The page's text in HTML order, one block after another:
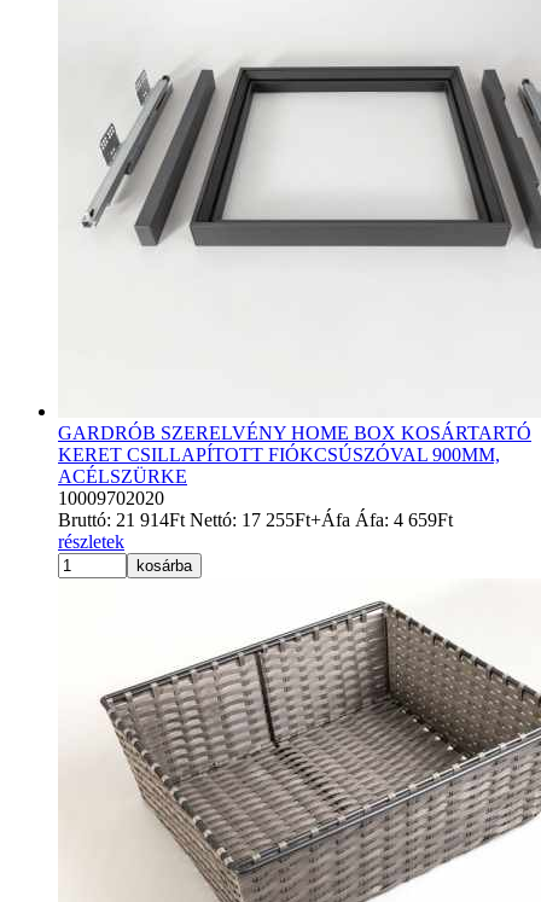
GARDRÓB SZERELVÉNY HOME BOX KOSÁRTARTÓ
KERET CSILLAPÍTOTT FIÓKCSÚSZÓVAL 900MM,
ACÉLSZÜRKE
10009702020
Bruttó: 21 914Ft Nettó: 17 255Ft+Áfa Áfa: 4 659Ft
részletek
kosárba